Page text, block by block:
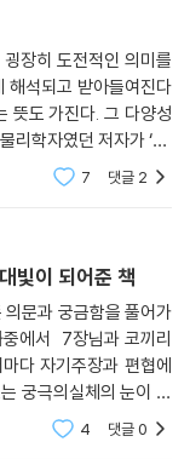
아는 사람은 규모 증감
만 대부분 숨겨져 있
그것을 이해하지 않고
독자의 사고를 삼차원
지도 모르니, 미리 두
Black Swan』저자
하는 이 경이로운 책에
업이 반드시 죽음을 맞
새로운 이야기가 가득
었다.- 스튜어트 브랜
립자
고, 도시가 왜 영속하고,
엇이 필요한지 알고
장히 도전적인 의미를
해석되고 받아들여진다
뜻도 가진다. 그 다양성
리학자였던 저자가 ‘sc
업으로 쉽게 연관시킬
7 댓글 2
빛이 되어준 책
문과 궁금함을 풀어가
궁극의실체의 눈이 있
에 그것이 코끼리라는
4 댓글0